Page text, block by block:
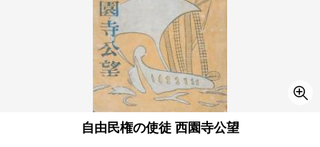
自由民権の使徒 西園寺公望